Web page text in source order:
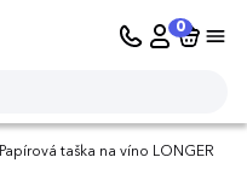
0
Papírová taška na víno LONGER